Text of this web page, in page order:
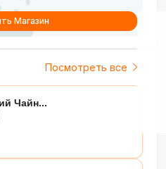
Посмотреть все
Чайн...
Магазин